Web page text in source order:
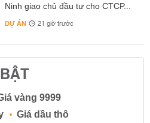
Ninh giao chủ đầu tư cho CTCP...
DỰ ÁN 21 giờ trước
vàng 9999
Giá dầu thô